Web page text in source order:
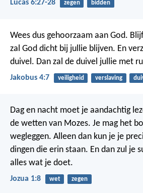
Lucas 6:27-28 zegen bidden
Wees dus gehoorzaam aan God.
zal God dicht bij jullie blijven. En
duivel. Dan zal de duivel jullie met
Jakobus 4:7 veiligheid verslaving
Dag en nacht moet je aandachtig
de wetten van Mozes. Je mag het
wegleggen. Alleen dan kun je je
dingen die erin staan. En dan zul je
alles wat je doet.
Jozua 1:8 wet zegen